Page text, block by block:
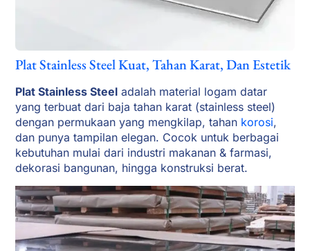
Plat Stainless Steel Kuat, Tahan Karat, Dan Estetik
Plat Stainless Steel adalah material logam datar
yang terbuat dari baja tahan karat (stainless steel)
dengan permukaan yang mengkilap, tahan korosi,
dan punya tampilan elegan. Cocok untuk berbagai
kebutuhan mulai dari industri makanan & farmasi,
dekorasi bangunan, hingga konstruksi berat.